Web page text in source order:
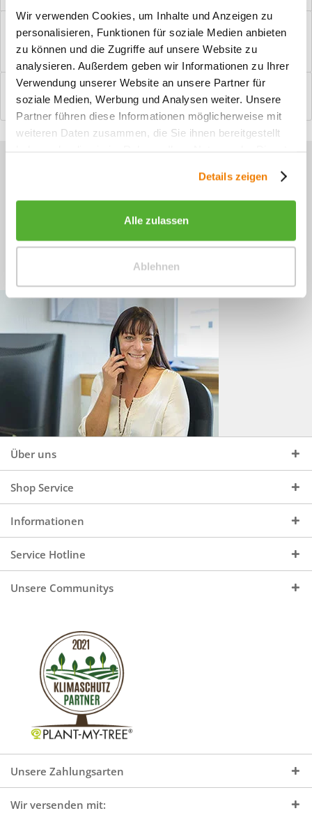
Wir verwenden Cookies, um Inhalte und Anzeigen zu
personalisieren, Funktionen für soziale Medien anbieten
zu können und die Zugriffe auf unsere Website zu
analysieren. Außerdem geben wir Informationen zu Ihrer
Verwendung unserer Website an unsere Partner für
soziale Medien, Werbung und Analysen weiter. Unsere
Partner führen diese Informationen möglicherweise mit
weiteren Daten zusammen, die Sie ihnen bereitgestellt
Details zeigen
Alle zulassen
Ablehnen
Windfangelemente online am Bildschirm konfigurieren und
einbaufertig bestellen. In wenigen...
Bewertungen
0
Bewertungen lesen, schreiben und diskutieren...mehr
Sie haben Fragen zu unseren
+49 (0)4244 965 34 04
Mo - Do, 09:00 - 16:00 Uhr
und Fr, 09:00 - 13:00 Uhr
Über uns
Shop Service
Informationen
Service Hotline
Unsere Communitys
Unsere Zahlungsarten
Wir versenden mit: